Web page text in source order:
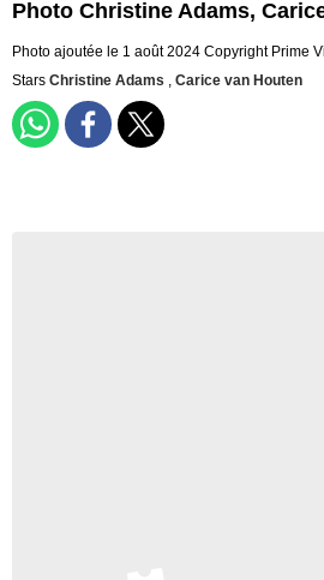
Photo Christine Adams,
Photo ajoutée le 1 août 2024 Copyright Prime
Stars Christine Adams , Carice van Houten